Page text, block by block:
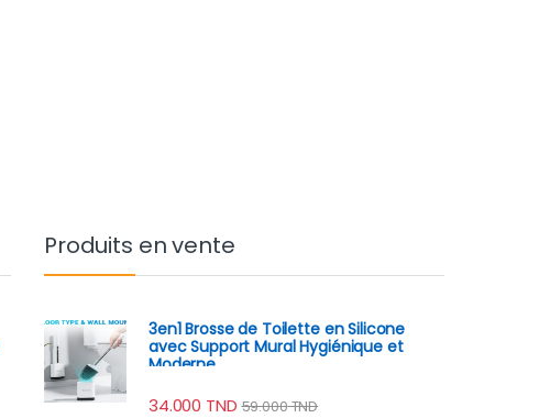
Produits en vente
3en1 Brosse de Toilette en Silicone
avec Support Mural Hygiénique et
Moderne
34.000 TND 59.000TND